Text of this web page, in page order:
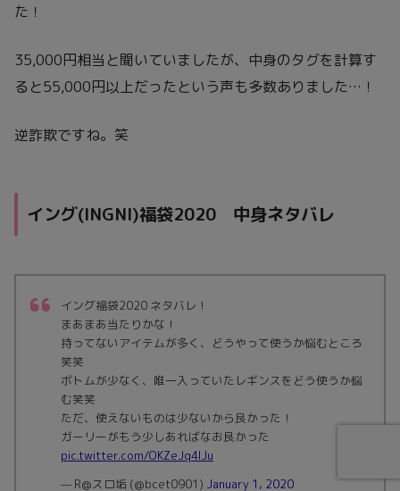
た！
35,000円相当と聞いていましたが、中身のタグを計算す
ると55,000円以上だったという声も多数ありました…！
逆詐欺ですね。笑
イング(INGNI)福袋2020 中身ネタバレ
イング福袋2020 ネタバレ！
まあまあ当たりかな！
持ってないアイテムが多く、どうやって使うか悩むところ
笑笑
ボトムが少なく、唯一入っていたレギンスをどう使うか悩
む笑笑
ただ、使えないものは少ないから良かった！
ガーリーがもう少しあればなお良かった
pic.twitter.com/OKZeJq4IJu
— R@スロ垢 (@bcet0901) January 1, 2020